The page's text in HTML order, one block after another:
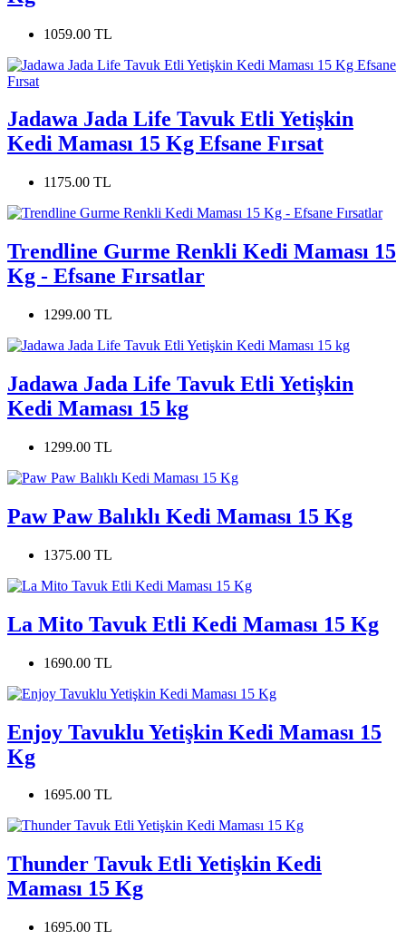
1059.00 TL
Jadawa Jada Life Tavuk Etli Yetişkin
Kedi Maması 15 Kg Efsane Fırsat
1175.00 TL
Trendline Gurme Renkli Kedi Maması 15
Kg - Efsane Fırsatlar
1299.00 TL
Jadawa Jada Life Tavuk Etli Yetişkin
Kedi Maması 15 kg
1299.00 TL
Paw Paw Balıklı Kedi Maması 15 Kg
1375.00 TL
La Mito Tavuk Etli Kedi Maması 15 Kg
1690.00 TL
Enjoy Tavuklu Yetişkin Kedi Maması 15
Kg
1695.00 TL
Thunder Tavuk Etli Yetişkin Kedi
Maması 15 Kg
1695.00 TL